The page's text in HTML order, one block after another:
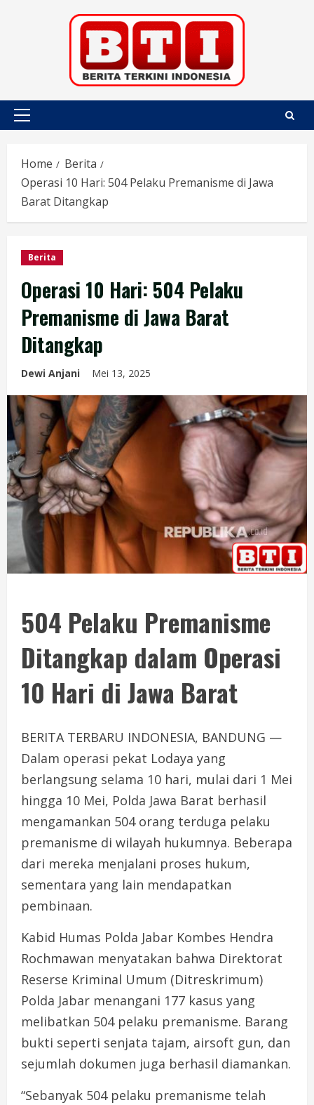
Primary
Home
Berita
Operasi 10 Hari: 504 Pelaku Premanisme di Jawa
Barat Ditangkap
Berita
Operasi 10 Hari: 504 Pelaku
Premanisme di Jawa Barat
Ditangkap
Dewi Anjani Mei 13, 2025
504 Pelaku Premanisme
Ditangkap dalam Operasi
10 Hari di Jawa Barat
BERITA TERBARU INDONESIA, BANDUNG —
Dalam operasi pekat Lodaya yang
berlangsung selama 10 hari, mulai dari 1 Mei
hingga 10 Mei, Polda Jawa Barat berhasil
mengamankan 504 orang terduga pelaku
premanisme di wilayah hukumnya. Beberapa
dari mereka menjalani proses hukum,
sementara yang lain mendapatkan
pembinaan.
Kabid Humas Polda Jabar Kombes Hendra
Rochmawan menyatakan bahwa Direktorat
Reserse Kriminal Umum (Ditreskrimum)
Polda Jabar menangani 177 kasus yang
melibatkan 504 pelaku premanisme. Barang
bukti seperti senjata tajam, airsoft gun, dan
sejumlah dokumen juga berhasil diamankan.
“Sebanyak 504 pelaku premanisme telah